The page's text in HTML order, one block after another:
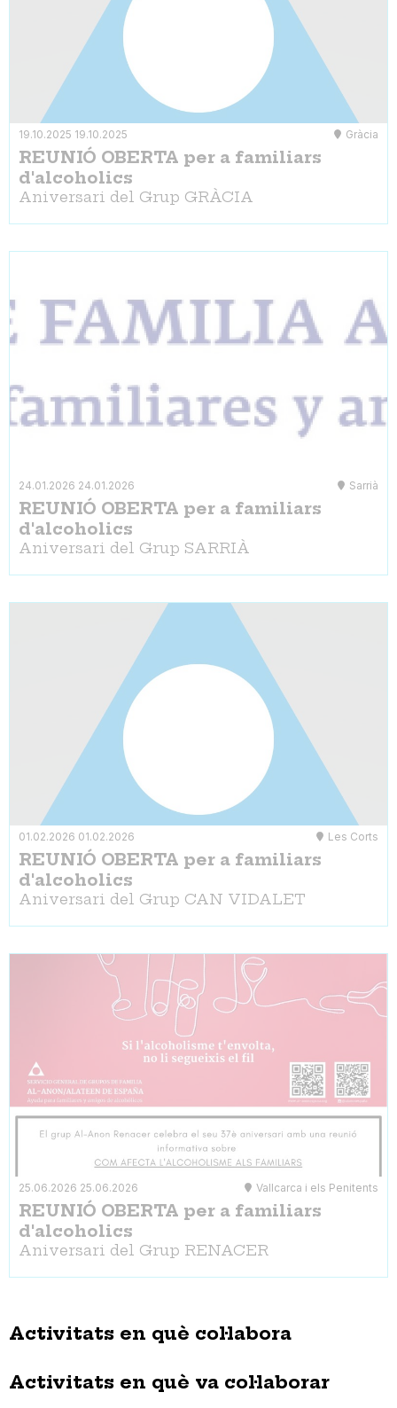
19.10.2025 19.10.2025 Gràcia
REUNIÓ OBERTA per a familiars
d'alcoholics
Aniversari del Grup GRÀCIA
24.01.2026 24.01.2026 Sarrià
REUNIÓ OBERTA per a familiars
d'alcoholics
Aniversari del Grup SARRIÀ
01.02.2026 01.02.2026 Les Corts
REUNIÓ OBERTA per a familiars
d'alcoholics
Aniversari del Grup CAN VIDALET
25.06.2026 25.06.2026 Vallcarca i els Penitents
REUNIÓ OBERTA per a familiars
d'alcoholics
Aniversari del Grup RENACER
Activitats en què col·labora
Activitats en què va col·laborar